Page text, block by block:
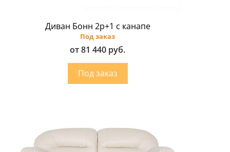
Диван Бонн 2p+1 с канапе
Под заказ
от 81 440 руб.